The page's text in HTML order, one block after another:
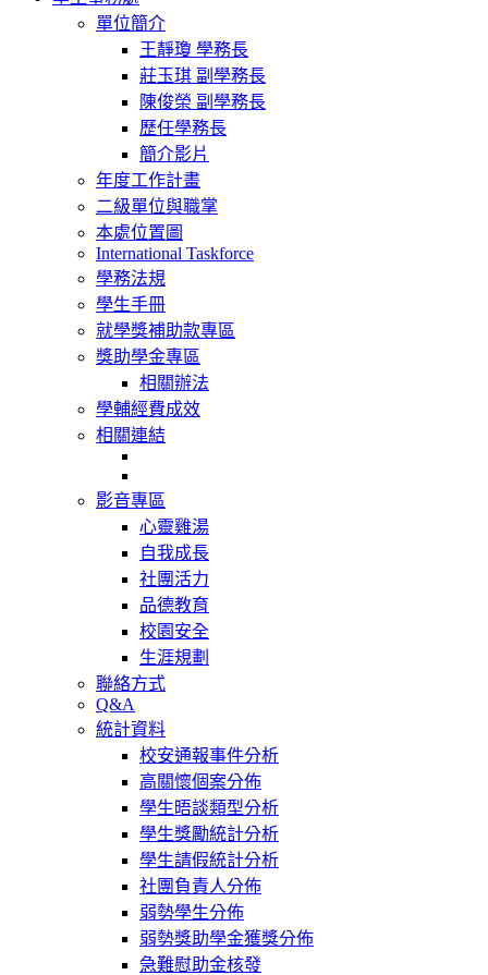
navigation
單位簡介
王靜瓊 學務長
莊玉琪 副學務長
陳俊榮 副學務長
歷任學務長
簡介影片
年度工作計畫
二級單位與職掌
本處位置圖
International Taskforce
學務法規
學生手冊
就學獎補助款專區
獎助學金專區
相關辦法
學輔經費成效
相關連結
影音專區
心靈雞湯
自我成長
社團活力
品德教育
校園安全
生涯規劃
聯絡方式
Q&A
統計資料
校安通報事件分析
高關懷個案分佈
學生晤談類型分析
學生獎勵統計分析
學生請假統計分析
社團負責人分佈
弱勢學生分佈
弱勢獎助學金獲獎分佈
急難慰助金核發